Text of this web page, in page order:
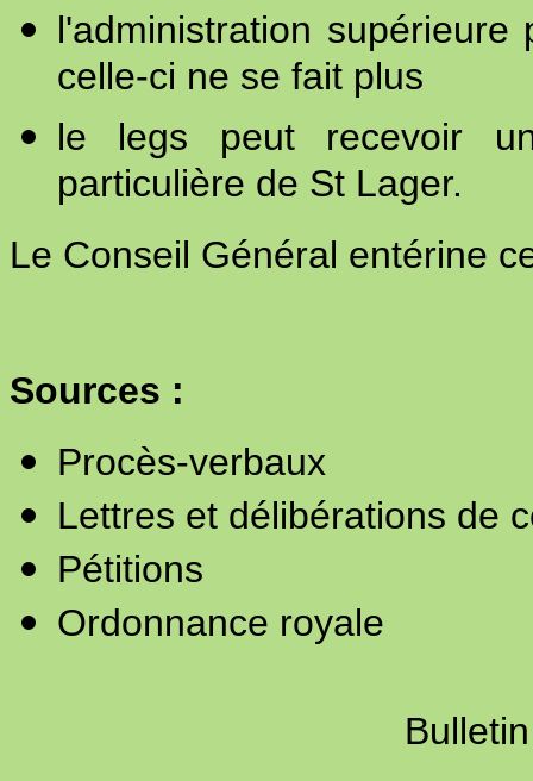
l'administration
celle-ci ne se fait plus
le legs peut recevoir
particulière de St Lager.
Le Conseil Général entérine
Sources :
Procès-verbaux
Lettres et délibérations de
Pétitions
Ordonnance royale